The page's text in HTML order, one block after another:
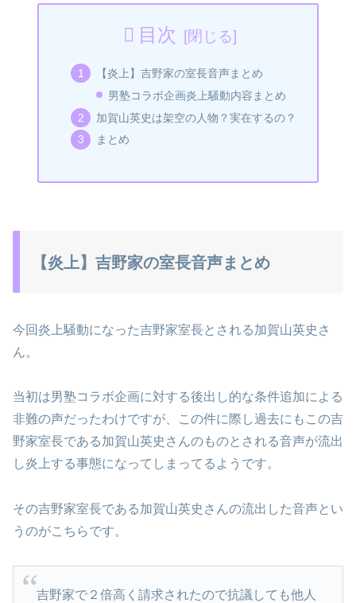
目次
【炎上】吉野家の室長音声まとめ
男塾コラボ企画炎上騒動内容まとめ
加賀山英史は架空の人物？実在するの？
まとめ
【炎上】吉野家の室長音声まとめ
今回炎上騒動になった吉野家室長とされる加賀山英史さ
ん。
当初は男塾コラボ企画に対する後出し的な条件追加による
非難の声だったわけですが、この件に際し過去にもこの吉
野家室長である加賀山英史さんのものとされる音声が流出
し炎上する事態になってしまってるようです。
その吉野家室長である加賀山英史さんの流出した音声とい
うのがこちらです。
吉野家で２倍高く請求されたので抗議しても他人